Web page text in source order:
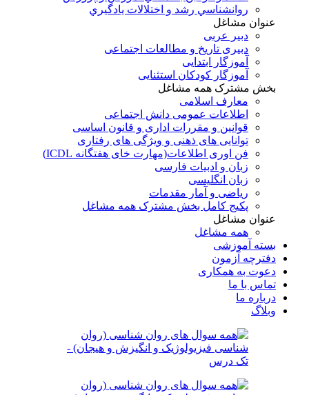
روانشناسي رشد و اختلالات يادگيري
عنوان مشاغل
دبير عربی
دبیری تاریخ و مطالعات اجتماعی
آموزگار ابتدایی
آموزگار کودکان استثنایی
بخش مشترک همه مشاغل
معارف اسلامی
اطلاعات عمومی دانش اجتماعی
قوانین و مقررات اداری و قانون اساسی
توانایی های ذهنی و ویژگی های رفتاری
فن اوری اطلاعات(مهارت خای هفتگانه ICDL)
زبان و ادبیات فارسی
زبان انگلیسی
ریاضی و آمار مقدمات
پکیج کامل بخش مشترک همه مشاغل
عنوان مشاغل
همه مشاغل
بسته آموزشی
دفترچه آزمون
دعوت به همکاری
تماس با ما
درباره ما
وبلاگ